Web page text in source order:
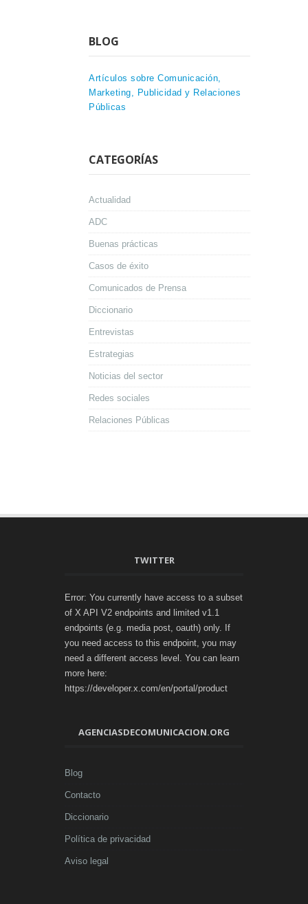
BLOG
Artículos sobre Comunicación,
Marketing, Publicidad y Relaciones
Públicas
CATEGORÍAS
Actualidad
ADC
Buenas prácticas
Casos de éxito
Comunicados de Prensa
Diccionario
Entrevistas
Estrategias
Noticias del sector
Redes sociales
Relaciones Públicas
TWITTER
Error: You currently have access to a subset
of X API V2 endpoints and limited v1.1
endpoints (e.g. media post, oauth) only. If
you need access to this endpoint, you may
need a different access level. You can learn
more here:
https://developer.x.com/en/portal/product
AGENCIASDECOMUNICACION.ORG
Blog
Contacto
Diccionario
Política de privacidad
Aviso legal